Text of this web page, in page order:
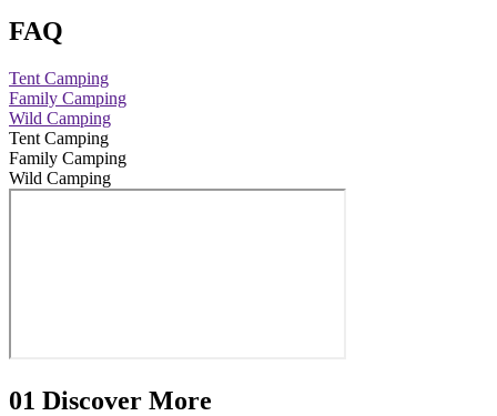
FAQ
Tent Camping
Family Camping
Wild Camping
Tent Camping
Family Camping
Wild Camping
01 Discover More